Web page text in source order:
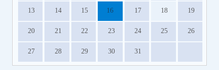
13 14 15 16 17 18 19
20 21 22 23 24 25 26
27 28 29 30 31